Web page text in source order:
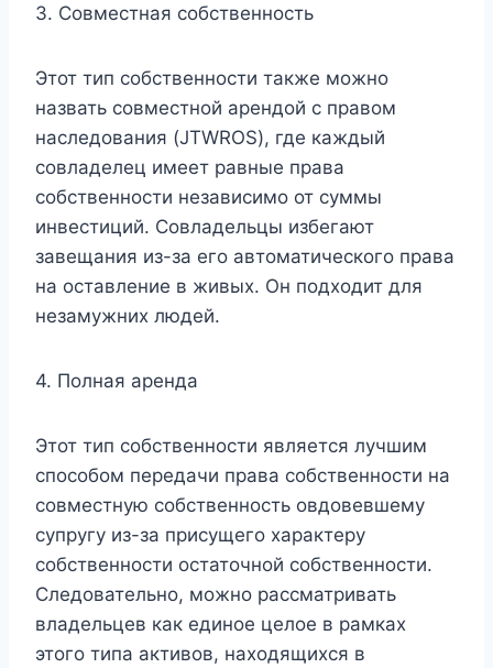
3. Совместная собственность
Этот тип собственности также можно
назвать совместной арендой с правом
наследования (JTWROS), где каждый
совладелец имеет равные права
собственности независимо от суммы
инвестиций. Совладельцы избегают
завещания из-за его автоматического права
на оставление в живых. Он подходит для
незамужних людей.
4. Полная аренда
Этот тип собственности является лучшим
способом передачи права собственности на
совместную собственность овдовевшему
супругу из-за присущего характеру
собственности остаточной собственности.
Следовательно, можно рассматривать
владельцев как единое целое в рамках
этого типа активов, находящихся в